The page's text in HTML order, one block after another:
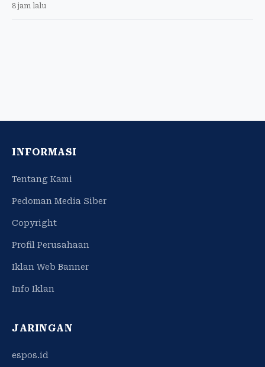
8 jam lalu
INFORMASI
Tentang Kami
Pedoman Media Siber
Copyright
Profil Perusahaan
Iklan Web Banner
Info Iklan
JARINGAN
espos.id